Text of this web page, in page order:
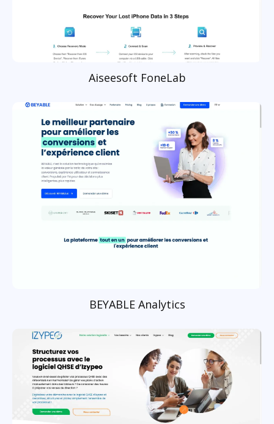
Aiseesoft FoneLab
BEYABLE Analytics